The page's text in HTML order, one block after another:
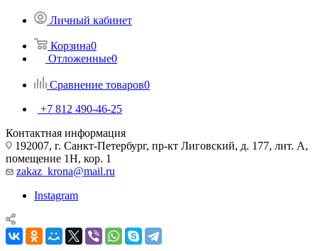
Личный кабинет
Корзина0
Отложенные0
Сравнение товаров0
+7 812 490-46-25
Контактная информация
192007, г. Санкт-Петербург, пр-кт Лиговский, д. 177, лит. А,
помещение 1Н, кор. 1
zakaz_krona@mail.ru
Instagram